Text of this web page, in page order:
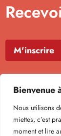
Bienvenue
Nous utilisons
miettes, c’est
moment et lire
M'inscrire